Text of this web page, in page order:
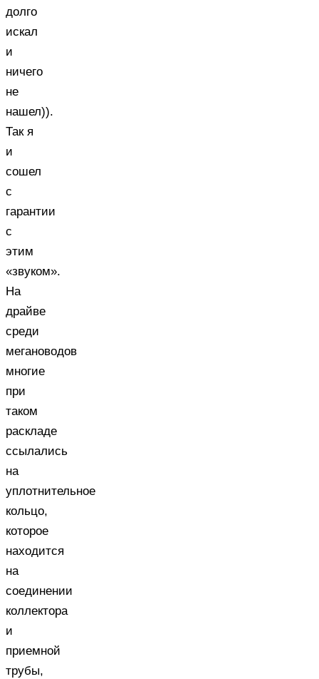
долго
искал
и
ничего
не
нашел)).
Так я
и
сошел
с
гарантии
с
этим
«звуком».
На
драйве
среди
мегановодов
многие
при
таком
раскладе
ссылались
на
уплотнительное
кольцо,
которое
находится
на
соединении
коллектора
и
приемной
трубы,